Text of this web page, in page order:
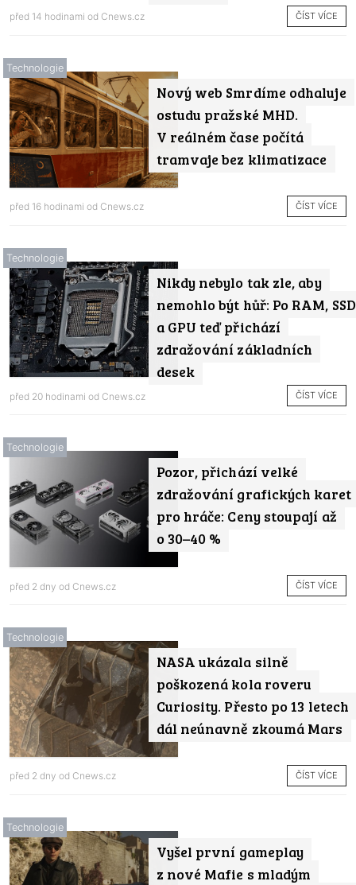
před 14 hodinami od Cnews.cz ČÍST VÍCE
Nový web Smrdíme odhaluje
ostudu pražské MHD.
V reálném čase počítá
tramvaje bez klimatizace
Technologie
před 16 hodinami od Cnews.cz ČÍST VÍCE
Nikdy nebylo tak zle, aby
nemohlo být hůř: Po RAM, SSD
a GPU teď přichází
zdražování základních
desek
Technologie
před 20 hodinami od Cnews.cz ČÍST VÍCE
Pozor, přichází velké
zdražování grafických karet
pro hráče: Ceny stoupají až
o 30–40 %
Technologie
před 2 dny od Cnews.cz ČÍST VÍCE
NASA ukázala silně
poškozená kola roveru
Curiosity. Přesto po 13 letech
dál neúnavně zkoumá Mars
Technologie
před 2 dny od Cnews.cz ČÍST VÍCE
Vyšel první gameplay
z nové Mafie s mladým
Technologie